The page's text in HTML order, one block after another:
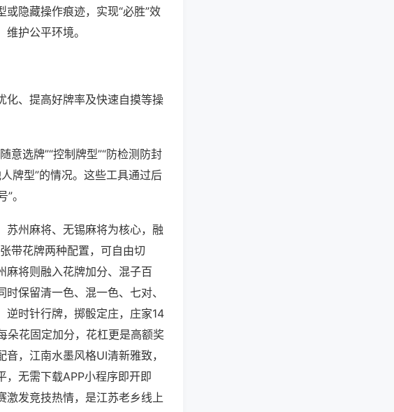
隐藏操作痕迹，实现“必胜”效
护公平环境。
化、提高好牌率及快速自摸等操
意选牌”“控制牌型”“防检测防封
牌型”的情况。这些工具通过后
。
苏州麻将、无锡麻将为核心，融
带花牌两种配置，可自由切
麻将则融入花牌加分、混子百
保留清一色、混一色、七对、
逆时针行牌，掷骰定庄，庄家14
朵花固定加分，花杠更是高额奖
，江南水墨风格UI清新雅致，
，无需下载APP小程序即开即
激发竞技热情，是江苏老乡线上